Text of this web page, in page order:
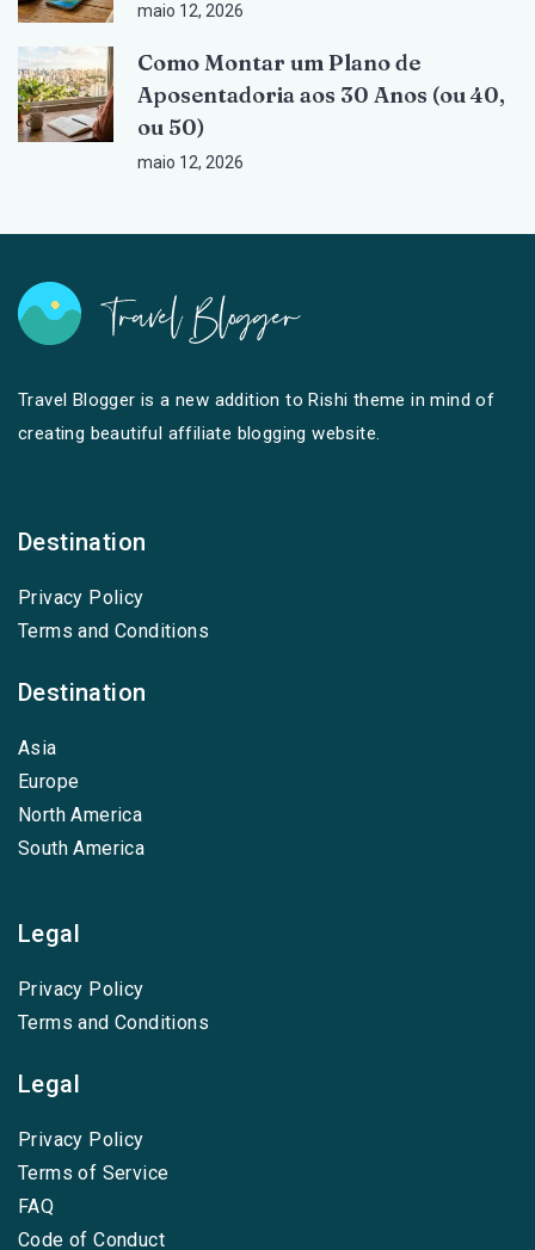
maio 12, 2026
Como Montar um Plano de
Aposentadoria aos 30 Anos (ou 40,
ou 50)
maio 12, 2026
Travel Blogger is a new addition to Rishi theme in mind of
creating beautiful affiliate blogging website.
Destination
Privacy Policy
Terms and Conditions
Destination
Asia
Europe
North America
South America
Legal
Privacy Policy
Terms and Conditions
Legal
Privacy Policy
Terms of Service
FAQ
Code of Conduct